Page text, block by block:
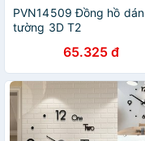
PVN14509 Đồng hồ dán
tường 3D T2
65.325 đ